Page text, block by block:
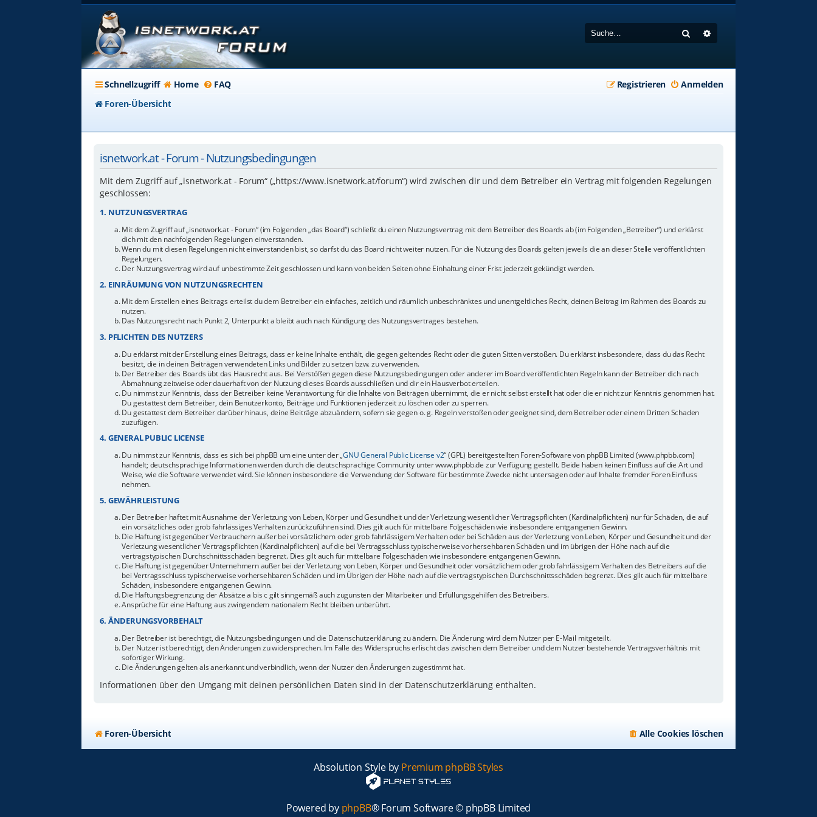
Suche
Schnellzugriff Home FAQ Anmelden
Registrieren
Foren-Übersicht
isnetwork.at - Forum - Nutzungsbedingungen
Mit dem Zugriff auf „isnetwork.at - Forum“ („https://www.isnetwork.at/forum“) wird zwischen dir und dem Betreiber ein Vertrag mit folgenden Regelungen
geschlossen:
1. NUTZUNGSVERTRAG
Mit dem Zugriff auf „isnetwork.at - Forum“ (im Folgenden „das Board“) schließt du einen Nutzungsvertrag mit dem Betreiber des Boards ab (im Folgenden „Betreiber“) und erklärst
dich mit den nachfolgenden Regelungen einverstanden.
Wenn du mit diesen Regelungen nicht einverstanden bist, so darfst du das Board nicht weiter nutzen. Für die Nutzung des Boards gelten jeweils die an dieser Stelle veröffentlichten
Regelungen.
Der Nutzungsvertrag wird auf unbestimmte Zeit geschlossen und kann von beiden Seiten ohne Einhaltung einer Frist jederzeit gekündigt werden.
2. EINRÄUMUNG VON NUTZUNGSRECHTEN
Mit dem Erstellen eines Beitrags erteilst du dem Betreiber ein einfaches, zeitlich und räumlich unbeschränktes und unentgeltliches Recht, deinen Beitrag im Rahmen des Boards zu
nutzen.
Das Nutzungsrecht nach Punkt 2, Unterpunkt a bleibt auch nach Kündigung des Nutzungsvertrages bestehen.
3. PFLICHTEN DES NUTZERS
Du erklärst mit der Erstellung eines Beitrags, dass er keine Inhalte enthält, die gegen geltendes Recht oder die guten Sitten verstoßen. Du erklärst insbesondere, dass du das Recht
besitzt, die in deinen Beiträgen verwendeten Links und Bilder zu setzen bzw. zu verwenden.
Der Betreiber des Boards übt das Hausrecht aus. Bei Verstößen gegen diese Nutzungsbedingungen oder anderer im Board veröffentlichten Regeln kann der Betreiber dich nach
Abmahnung zeitweise oder dauerhaft von der Nutzung dieses Boards ausschließen und dir ein Hausverbot erteilen.
Du nimmst zur Kenntnis, dass der Betreiber keine Verantwortung für die Inhalte von Beiträgen übernimmt, die er nicht selbst erstellt hat oder die er nicht zur Kenntnis genommen hat.
Du gestattest dem Betreiber, dein Benutzerkonto, Beiträge und Funktionen jederzeit zu löschen oder zu sperren.
Du gestattest dem Betreiber darüber hinaus, deine Beiträge abzuändern, sofern sie gegen o. g. Regeln verstoßen oder geeignet sind, dem Betreiber oder einem Dritten Schaden
zuzufügen.
4. GENERAL PUBLIC LICENSE
Du nimmst zur Kenntnis, dass es sich bei phpBB um eine unter der „GNU General Public License v2“ (GPL) bereitgestellten Foren-Software von phpBB Limited (www.phpbb.com)
handelt; deutschsprachige Informationen werden durch die deutschsprachige Community unter www.phpbb.de zur Verfügung gestellt. Beide haben keinen Einfluss auf die Art und
Weise, wie die Software verwendet wird. Sie können insbesondere die Verwendung der Software für bestimmte Zwecke nicht untersagen oder auf Inhalte fremder Foren Einfluss
nehmen.
5. GEWÄHRLEISTUNG
Der Betreiber haftet mit Ausnahme der Verletzung von Leben, Körper und Gesundheit und der Verletzung wesentlicher Vertragspflichten (Kardinalpflichten) nur für Schäden, die auf
ein vorsätzliches oder grob fahrlässiges Verhalten zurückzuführen sind. Dies gilt auch für mittelbare Folgeschäden wie insbesondere entgangenen Gewinn.
Die Haftung ist gegenüber Verbrauchern außer bei vorsätzlichem oder grob fahrlässigem Verhalten oder bei Schäden aus der Verletzung von Leben, Körper und Gesundheit und der
Verletzung wesentlicher Vertragspflichten (Kardinalpflichten) auf die bei Vertragsschluss typischerweise vorhersehbaren Schäden und im übrigen der Höhe nach auf die
vertragstypischen Durchschnittsschäden begrenzt. Dies gilt auch für mittelbare Folgeschäden wie insbesondere entgangenen Gewinn.
Die Haftung ist gegenüber Unternehmern außer bei der Verletzung von Leben, Körper und Gesundheit oder vorsätzlichem oder grob fahrlässigem Verhalten des Betreibers auf die
bei Vertragsschluss typischerweise vorhersehbaren Schäden und im Übrigen der Höhe nach auf die vertragstypischen Durchschnittsschäden begrenzt. Dies gilt auch für mittelbare
Schäden, insbesondere entgangenen Gewinn.
Die Haftungsbegrenzung der Absätze a bis c gilt sinngemäß auch zugunsten der Mitarbeiter und Erfüllungsgehilfen des Betreibers.
Ansprüche für eine Haftung aus zwingendem nationalem Recht bleiben unberührt.
6. ÄNDERUNGSVORBEHALT
Der Betreiber ist berechtigt, die Nutzungsbedingungen und die Datenschutzerklärung zu ändern. Die Änderung wird dem Nutzer per E-Mail mitgeteilt.
Der Nutzer ist berechtigt, den Änderungen zu widersprechen. Im Falle des Widerspruchs erlischt das zwischen dem Betreiber und dem Nutzer bestehende Vertragsverhältnis mit
sofortiger Wirkung.
Die Änderungen gelten als anerkannt und verbindlich, wenn der Nutzer den Änderungen zugestimmt hat.
Informationen über den Umgang mit deinen persönlichen Daten sind in der Datenschutzerklärung enthalten.
Foren-Übersicht Alle Cookies löschen
Absolution Style by Premium phpBB Styles
Powered by phpBB® Forum Software © phpBB Limited